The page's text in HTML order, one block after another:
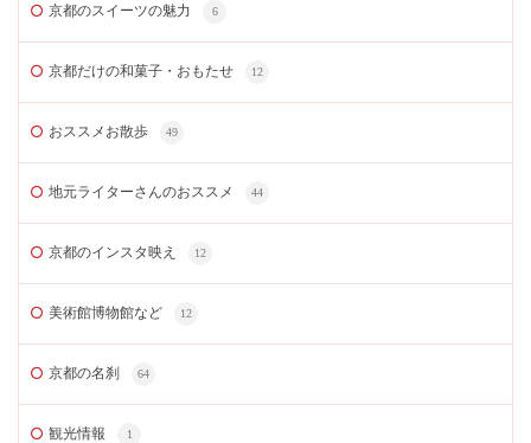
京都のスイーツの魅力 6
京都だけの和菓子・おもたせ 12
おススメお散歩 49
地元ライターさんのおススメ 44
京都のインスタ映え 12
美術館博物館など 12
京都の名刹 64
観光情報 1